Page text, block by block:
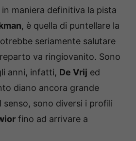
maniera definitiva la pista
, è quella di puntellare la
seriamente salutare
va ringiovanito. Sono
anni, infatti, De Vrij ed
diano ancora grande
sono diversi i profili
fino ad arrivare a